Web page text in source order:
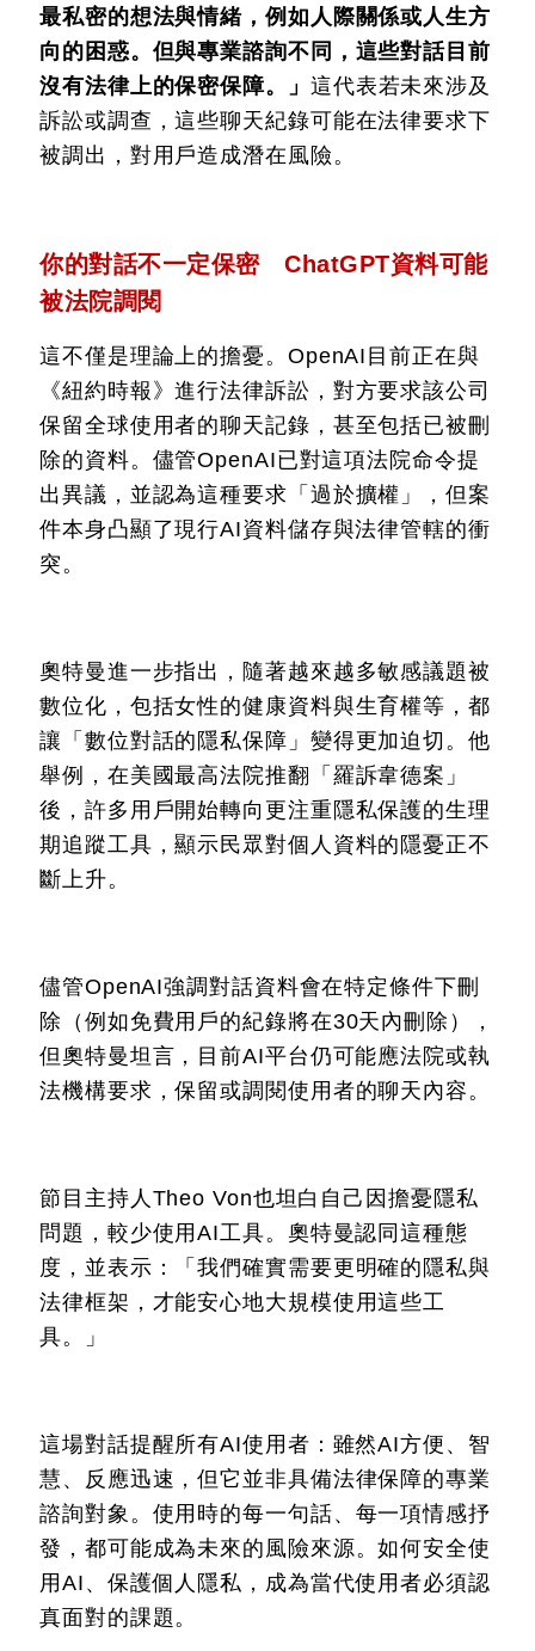
最私密的想法與情緒，例如人際關係或人生方
向的困惑。但與專業諮詢不同，這些對話目前
沒有法律上的保密保障。」 這代表若未來涉及
訴訟或調查，這些聊天紀錄可能在法律要求下
被調出，對用戶造成潛在風險。
你的對話不一定保密 ChatGPT資料可能
被法院調閱
這不僅是理論上的擔憂。OpenAI目前正在與
《紐約時報》進行法律訴訟，對方要求該公司
保留全球使用者的聊天記錄，甚至包括已被刪
除的資料。儘管OpenAI已對這項法院命令提
出異議，並認為這種要求「過於擴權」，但案
件本身凸顯了現行AI資料儲存與法律管轄的衝
突。
奧特曼進一步指出，隨著越來越多敏感議題被
數位化，包括女性的健康資料與生育權等，都
讓「數位對話的隱私保障」變得更加迫切。他
舉例，在美國最高法院推翻「羅訴韋德案」
後，許多用戶開始轉向更注重隱私保護的生理
期追蹤工具，顯示民眾對個人資料的隱憂正不
斷上升。
儘管OpenAI強調對話資料會在特定條件下刪
除（例如免費用戶的紀錄將在30天內刪除），
但奧特曼坦言，目前AI平台仍可能應法院或執
法機構要求，保留或調閱使用者的聊天內容。
節目主持人Theo Von也坦白自己因擔憂隱私
問題，較少使用AI工具。奧特曼認同這種態
度，並表示：「我們確實需要更明確的隱私與
法律框架，才能安心地大規模使用這些工
具。」
這場對話提醒所有AI使用者：雖然AI方便、智
慧、反應迅速，但它並非具備法律保障的專業
諮詢對象。使用時的每一句話、每一項情感抒
發，都可能成為未來的風險來源。如何安全使
用AI、保護個人隱私，成為當代使用者必須認
真面對的課題。